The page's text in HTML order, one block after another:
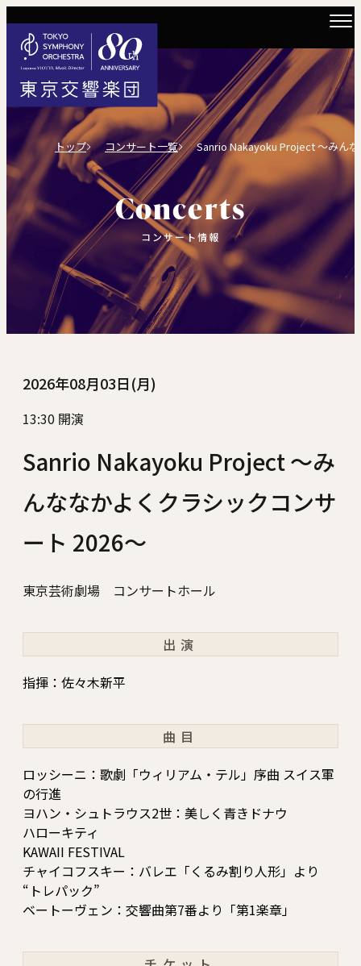
トップ コンサート一覧 Sanrio Nakayoku Project ～みんななかよくクラシ
Concerts
コンサート情報
2026年08月03日(月)
13:30 開演
Sanrio Nakayoku Project ～み
んななかよくクラシックコンサ
ート 2026～
東京芸術劇場 コンサートホール
出演
指揮：佐々木新平
曲目
ロッシーニ：歌劇「ウィリアム・テル」序曲 スイス軍
の行進
ヨハン・シュトラウス2世：美しく青きドナウ
ハローキティ
KAWAII FESTIVAL
チャイコフスキー：バレエ「くるみ割り人形」より
“トレパック”
ベートーヴェン：交響曲第7番より「第1楽章」